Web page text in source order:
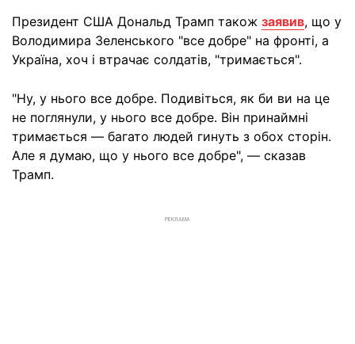
Президент США Дональд Трамп також заявив, що у
Володимира Зеленського "все добре" на фронті, а
Україна, хоч і втрачає солдатів, "тримається".
"Ну, у нього все добре. Подивіться, як би ви на це
не поглянули, у нього все добре. Він принаймні
тримається — багато людей гинуть з обох сторін.
Але я думаю, що у нього все добре", — сказав
Трамп.
РЕКЛАМА